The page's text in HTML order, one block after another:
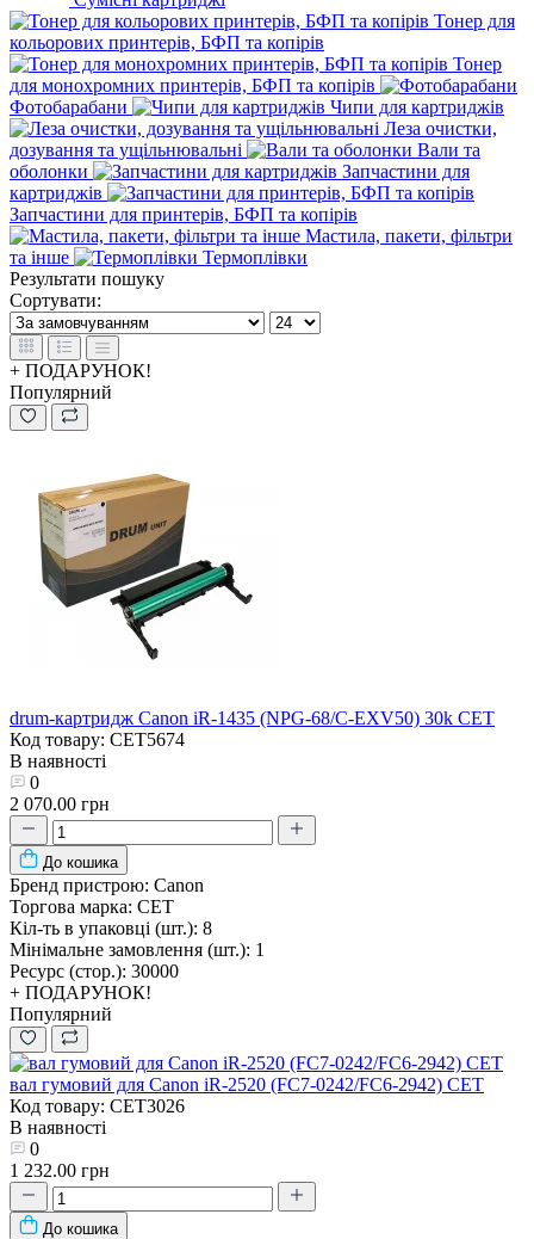
Тонер для
кольорових принтерів, БФП та копірів
Тонер
для монохромних принтерів, БФП та копірів
Фотобарабани
Чипи для картриджів
Леза очистки,
дозування та ущільнювальні
Вали та
оболонки
Запчастини для
картриджів
Запчастини для принтерів, БФП та копірів
Мастила, пакети, фільтри
та інше
Термоплівки
Результати пошуку
Сортувати:
+ ПОДАРУНОК!
Популярний
drum-картридж Canon iR-1435 (NPG-68/C-EXV50) 30k CET
Код товару: CET5674
В наявності
0
2 070.00 грн
До кошика
Бренд пристрою: Canon
Торгова марка: CET
Кіл-ть в упаковці (шт.): 8
Мінімальне замовлення (шт.): 1
Ресурс (стор.): 30000
+ ПОДАРУНОК!
Популярний
вал гумовий для Canon iR-2520 (FC7-0242/FC6-2942) CET
Код товару: CET3026
В наявності
0
1 232.00 грн
До кошика